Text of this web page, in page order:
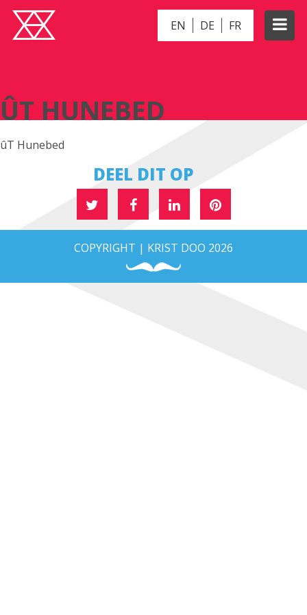
EN DE FR
ÛT HUNEBED
ûT Hunebed
DEEL DIT OP
COPYRIGHT | KRIST DOO 2026